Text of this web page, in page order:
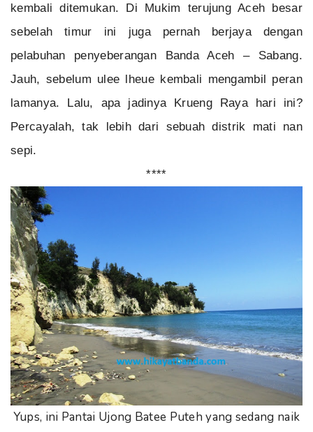
kembali ditemukan. Di Mukim terujung Aceh besar
sebelah timur ini juga pernah berjaya dengan
pelabuhan penyeberangan Banda Aceh – Sabang.
Jauh, sebelum ulee lheue kembali mengambil peran
lamanya. Lalu, apa jadinya Krueng Raya hari ini?
Percayalah, tak lebih dari sebuah distrik mati nan
sepi.
****
Yups, ini Pantai Ujong Batee Puteh yang sedang naik